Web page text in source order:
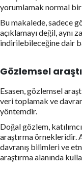
yorumlamak normal bir
Bu makalede, sadece
açıklamayı değil, aynı
indirilebileceğine dair
Gözlemsel
Esasen, gözlemsel
veri toplamak ve
yöntemdir.
Doğal gözlem,
araştırma örnekleridir.
davranış bilimleri ve
araştırma alanında